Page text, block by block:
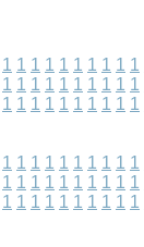
1 1 1 1 1 1 1 1 1 1
1 1 1 1 1 1 1 1 1 1
1 1 1 1 1 1 1 1 1 1
1 1 1 1 1 1 1 1 1 1
1 1 1 1 1 1 1 1 1 1
1 1 1 1 1 1 1 1 1 1